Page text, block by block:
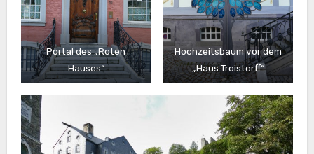
Portal des „Roten
Hauses“
Hochzeitsbaum vor dem
„Haus Troistorff“